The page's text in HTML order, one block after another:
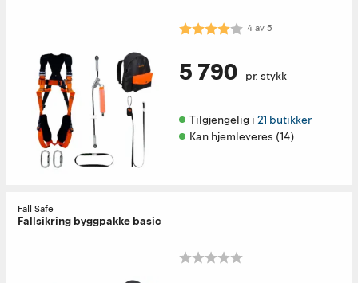
Karakter: 4.0 av 5 mulige
4av5
5 790 pr. stykk
Tilgjengelig i 21 butikker
Kan hjemleveres (14)
Fall Safe
Fallsikring byggpakke basic